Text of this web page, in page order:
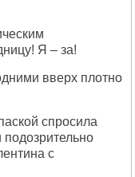
Я – за!
вверх плотно
спросила
с